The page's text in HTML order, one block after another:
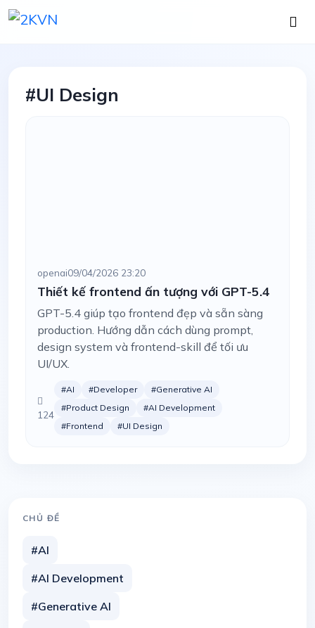
#UI Design
openai09/04/2026 23:20
Thiết kế frontend ấn tượng với GPT-5.4
GPT-5.4 giúp tạo frontend đẹp và sẵn sàng
production. Hướng dẫn cách dùng prompt,
design system và frontend-skill để tối ưu
UI/UX.
124
#AI #Developer
#Generative AI
#Product Design
#AI Development
#Frontend
#UI Design
CHỦ ĐỀ
#AI
#AI Development
#Generative AI